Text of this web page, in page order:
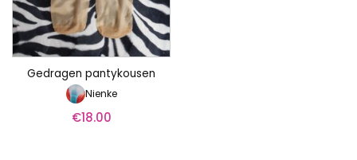
Gedragen pantykousen
Nienke
€18.00